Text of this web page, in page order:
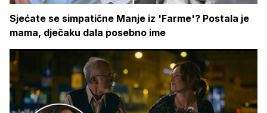
Sjećate se simpatične Manje iz 'Farme'? Postala je
mama, dječaku dala posebno ime